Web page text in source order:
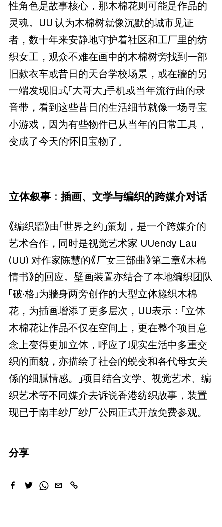
性角色是故事核心，那木棉花则可能是作品的
灵魂。UU 认为木棉树就像沉默的城市见证
者，数十年来安静地守护着社区和工厂里的纺
织女工，观众不难在画中的木棉树旁找到一部
旧款衣车或昔日的天台学校场景，或在牆的另
一端发现旧式「大哥大」手机或当年流行曲的录
音带，看到这些昔日的生活细节就像一场寻宝
小游戏，因为有些物件已从当年的日常工具，
变成了今天的怀旧宝物了。
立体叙事：插画、文学与编织的跨媒介对话
《编织牆》由「世界之约」策划，是一个跨媒介的
艺术合作，同时是视觉艺术家 UUendy Lau
(UU) 对作家陈慧的《厂女三部曲》第二章《木棉
情书》的回应。壁画装置亦结合了本地编织团队
「破·格」为牆身两旁创作的大型立体籐织木棉
花，为插画增添了更多层次，UU表示：「立体
木棉花让作品不仅在空间上，更在整个项目意
念上变得更加立体，呼应了现实生活中多重交
织的面貌，亦描绘了社会的蜕变和各代母女关
係的细腻情感。」项目结合文学、视觉艺术、编
织艺术等不同媒介去诉说香港纺织故事，装置
现已于南丰纱厂纱厂公园正式开放免费参观。
分享